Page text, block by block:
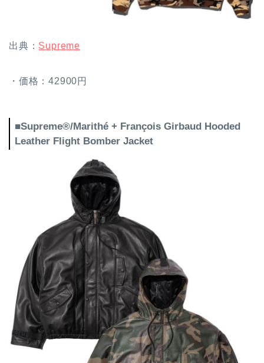
出典： Supreme
・価格：42900円
■Supreme®/Marithé + François Girbaud Hooded
Leather Flight Bomber Jacket